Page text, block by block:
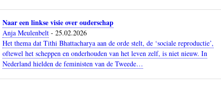
Naar een linkse visie over ouderschap
Anja Meulenbelt - 25.02.2026
Het thema dat Tithi Bhattacharya aan de orde stelt, de ‘sociale reproductie’,
oftewel het scheppen en onderhouden van het leven zelf, is niet nieuw. In
Nederland hielden de feministen van de Tweede…